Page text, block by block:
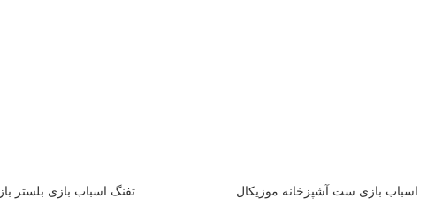
اسباب بازی ست آشپزخانه موزیکال